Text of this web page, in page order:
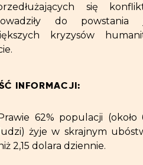
się
do
kryzysów
INFORMACJI:
Prawie 62% populacji
ludzi) żyje w skrajnym
2,15 dolara dziennie.